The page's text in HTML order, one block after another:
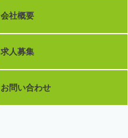
会社概要
求人募集
お問い合わせ